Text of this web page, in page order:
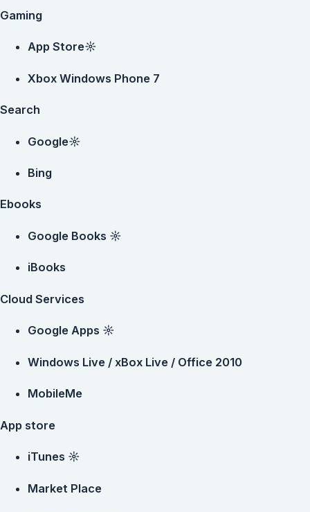
Gaming
App Store☼
Xbox Windows Phone 7
Search
Google☼
Bing
Ebooks
Google Books ☼
iBooks
Cloud Services
Google Apps ☼
Windows Live / xBox Live / Office 2010
MobileMe
App store
iTunes ☼
Market Place